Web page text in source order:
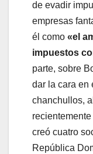
de evadir
empresas
él como «el
impuestos
parte, sobre
dar la cara en
chanchullos,
creó cuatro
República